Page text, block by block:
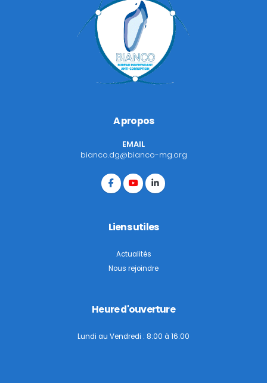
A propos
EMAIL
bianco.dg@bianco-mg.org
Liens utiles
Actualités
Nous rejoindre
Heure d'ouverture
Lundi au Vendredi : 8:00 à 16:00